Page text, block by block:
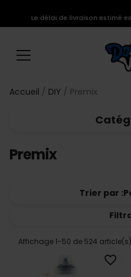
Le délai de livraison estimé
Accueil DIY Premix
Premix
Trier par :
Affichage 1-50 de 524 article(s)
favorite_border